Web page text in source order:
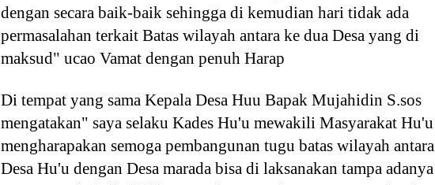
dengan secara baik-baik sehingga di kemudian hari tidak ada
permasalahan terkait Batas wilayah antara ke dua Desa yang di
maksud" ucao Vamat dengan penuh Harap
Di tempat yang sama Kepala Desa Huu Bapak Mujahidin S.sos
mengatakan" saya selaku Kades Hu'u mewakili Masyarakat Hu'u
mengharapakan semoga pembangunan tugu batas wilayah antara
Desa Hu'u dengan Desa marada bisa di laksanakan tampa adanya